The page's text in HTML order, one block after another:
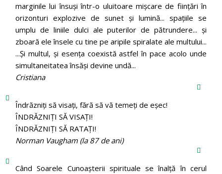
marginile lui însuși într-o uluitoare mișcare de ființări în
orizonturi explozive de sunet și lumină... spațiile se
umplu de liniile dulci ale puterilor de pătrundere... și
zboară ele însele cu tine pe aripile spiralate ale multului...
...Și multul, și esența coexistă astfel în pace acolo unde
simultaneitatea însăși devine undă...
Cristiana
Îndrăzniţi să visaţi, fără să vă temeţi de eşec!
ÎNDRĂZNIȚI SĂ VISAȚI!
ÎNDRĂZNIȚI SĂ RATAȚI!
Norman Vaugham (la 87 de ani)
Când Soarele Cunoaşterii spirituale se înalţă în cerul